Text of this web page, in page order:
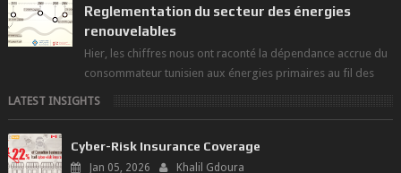
Reglementation du secteur des énergies
renouvelables
Hier, les chiffres nous ont raconté la dépendance accrue du
consommateur tunisien aux énergies primaires au fil des
dernières décennies ( ...
LATEST INSIGHTS
Cyber-Risk Insurance Coverage
Jan 05, 2026 Khalil Gdoura